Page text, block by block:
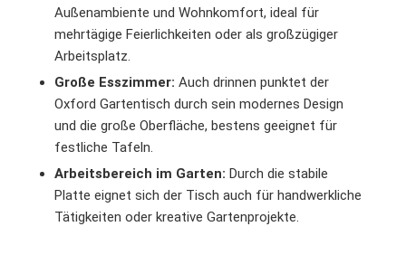
Außenambiente und Wohnkomfort, ideal für
mehrtägige Feierlichkeiten oder als großzügiger
Arbeitsplatz.
Große Esszimmer: Auch drinnen punktet der
Oxford Gartentisch durch sein modernes Design
und die große Oberfläche, bestens geeignet für
festliche Tafeln.
Arbeitsbereich im Garten: Durch die stabile
Platte eignet sich der Tisch auch für handwerkliche
Tätigkeiten oder kreative Gartenprojekte.